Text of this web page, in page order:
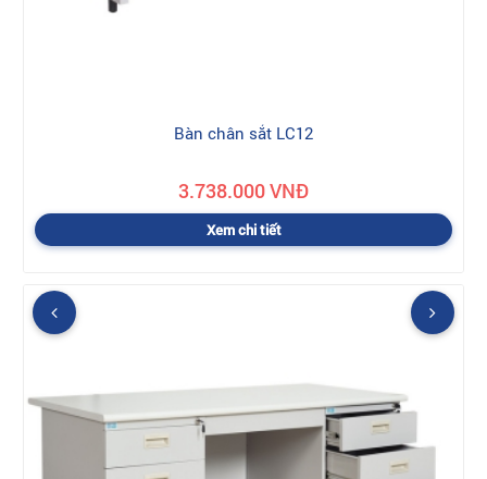
Bàn chân sắt LC12
3.738.000 VNĐ
Xem chi tiết